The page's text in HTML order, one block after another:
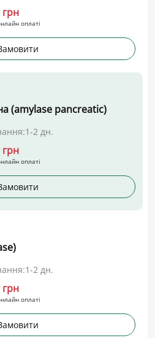
грн
оплаті
(amylase pancreatic)
1-2 дн.
грн
оплаті
1-2 дн.
грн
оплаті